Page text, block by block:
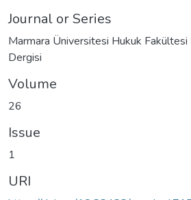
Journal or Series
Marmara Üniversitesi Hukuk Fakültesi
Dergisi
Volume
26
Issue
1
URI